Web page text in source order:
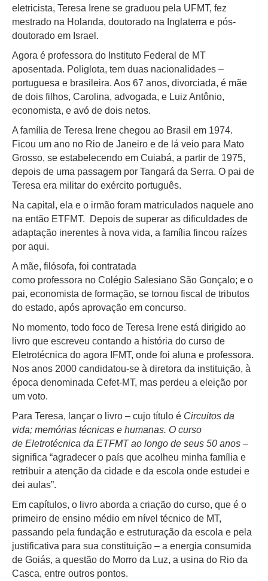
eletricista, Teresa Irene se graduou pela UFMT, fez
mestrado na Holanda, doutorado na Inglaterra e pós-
doutorado em Israel.
Agora é professora do Instituto Federal de MT
aposentada. Poliglota, tem duas nacionalidades –
portuguesa e brasileira. Aos 67 anos, divorciada, é mãe
de dois filhos, Carolina, advogada, e Luiz Antônio,
economista, e avó de dois netos.
A família de Teresa Irene chegou ao Brasil em 1974.
Ficou um ano no Rio de Janeiro e de lá veio para Mato
Grosso, se estabelecendo em Cuiabá, a partir de 1975,
depois de uma passagem por Tangará da Serra. O pai de
Teresa era militar do exército português.
Na capital, ela e o irmão foram matriculados naquele ano
na então ETFMT. Depois de superar as dificuldades de
adaptação inerentes à nova vida, a família fincou raízes
por aqui.
A mãe, filósofa, foi contratada
como professora no Colégio Salesiano São Gonçalo; e o
pai, economista de formação, se tornou fiscal de tributos
do estado, após aprovação em concurso.
No momento, todo foco de Teresa Irene está dirigido ao
livro que escreveu contando a história do curso de
Eletrotécnica do agora IFMT, onde foi aluna e professora.
Nos anos 2000 candidatou-se à diretora da instituição, à
época denominada Cefet-MT, mas perdeu a eleição por
um voto.
Para Teresa, lançar o livro – cujo título é Circuitos da
vida; memórias técnicas e humanas. O curso
de Eletrotécnica da ETFMT ao longo de seus 50 anos –
significa “agradecer o país que acolheu minha família e
retribuir a atenção da cidade e da escola onde estudei e
dei aulas”.
Em capítulos, o livro aborda a criação do curso, que é o
primeiro de ensino médio em nível técnico de MT,
passando pela fundação e estruturação da escola e pela
justificativa para sua constituição – a energia consumida
de Goiás, a questão do Morro da Luz, a usina do Rio da
Casca, entre outros pontos.